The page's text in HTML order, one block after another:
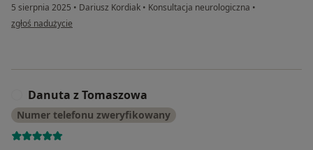
5 sierpnia 2025 • Dariusz Kordiak • Konsultacja neurologiczna •
w opinii użytkownika Andrzej
zgłoś nadużycie
Danuta z Tomaszowa
Numer telefonu zweryfikowany